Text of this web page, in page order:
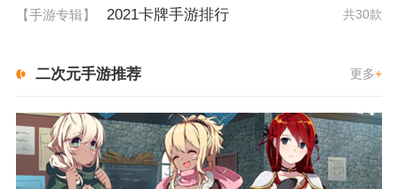
【手游专辑】 2021卡牌手游排行 共30款
二次元手游推荐 更多+